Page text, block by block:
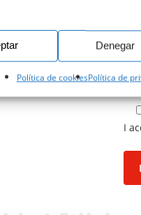
Denegar
Política de cookiesPolítica de
Su
I